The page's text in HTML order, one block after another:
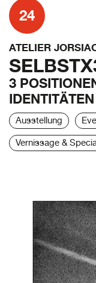
24
ATELIER
3
IDENTITÄTEN
Ausstellung
Vernissage &